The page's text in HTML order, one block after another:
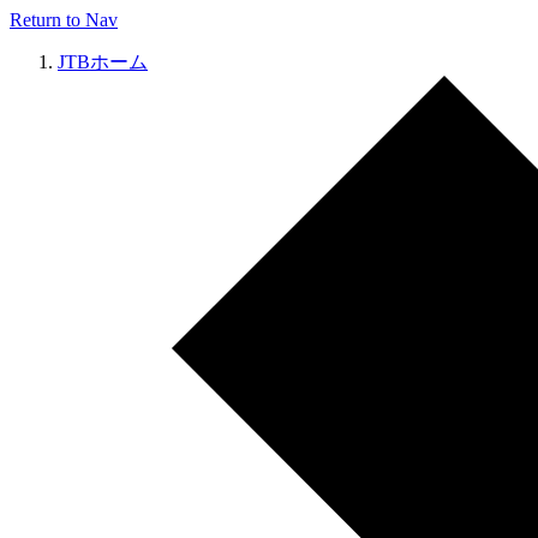
Return to Nav
JTBホーム